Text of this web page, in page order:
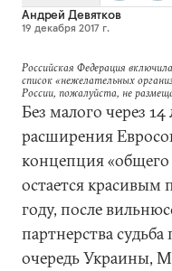
Андрей Девятков
19 декабря 2017 г.
Российская Федерация
список «нежелательных
России, пожалуйста, не
Без малого через
расширения
концепция «общего
остается красивым
году, после
партнерства
очередь Украины,